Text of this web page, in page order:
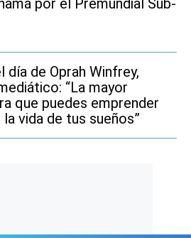
día de Oprah Winfrey,
“La mayor
que puedes emprender
la vida de tus sueños”